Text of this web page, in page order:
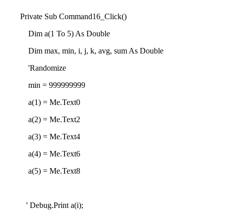
Private Sub Command16_Click()
Dim a(1 To 5) As Double
Dim max, min, i, j, k, avg, sum As Double
'Randomize
min = 999999999
a(1) = Me.Text0
a(2) = Me.Text2
a(3) = Me.Text4
a(4) = Me.Text6
a(5) = Me.Text8
' Debug.Print a(i);